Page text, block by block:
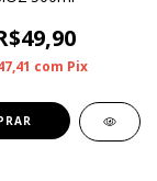
com Pix